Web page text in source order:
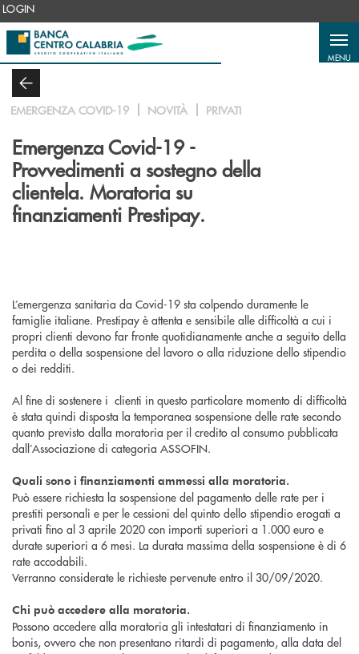
Salta al contenuto principale
LOGIN
MENU
EMERGENZA COVID-19 NOVITÀ PRIVATI
Emergenza Covid-19 -
Provvedimenti a sostegno della
clientela. Moratoria su
finanziamenti Prestipay.
L’emergenza sanitaria da Covid-19 sta colpendo duramente le
famiglie italiane. Prestipay è attenta e sensibile alle difficoltà a cui i
propri clienti devono far fronte quotidianamente anche a seguito della
perdita o della sospensione del lavoro o alla riduzione dello stipendio
o dei redditi.
Al fine di sostenere i clienti in questo particolare momento di difficoltà
è stata quindi disposta la temporanea sospensione delle rate secondo
quanto previsto dalla moratoria per il credito al consumo pubblicata
dall’Associazione di categoria ASSOFIN.
Quali sono i finanziamenti ammessi alla moratoria.
Può essere richiesta la sospensione del pagamento delle rate per i
prestiti personali e per le cessioni del quinto dello stipendio erogati a
privati fino al 3 aprile 2020 con importi superiori a 1.000 euro e
durate superiori a 6 mesi. La durata massima della sospensione è di 6
rate accodabili.
Verranno considerate le richieste pervenute entro il 30/09/2020.
Chi può accedere alla moratoria.
Possono accedere alla moratoria gli intestatari di finanziamento in
bonis, ovvero che non presentano ritardi di pagamento, alla data del